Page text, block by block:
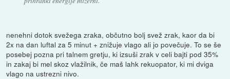
nenehni dotok svežega zraka, občutno bolj svež zrak, kaor da bi
2x na dan luftal za 5 minut + znižuje vlago ali jo povečuje. To se še
posebej pozna pri talnem gretju, ki izsuši zrak v celi bajti pod 35%
in zakaj bi mel skoz vlažilnik, če maš lahk rekuopator, ki mi dviga
vlago na ustrezni nivo.